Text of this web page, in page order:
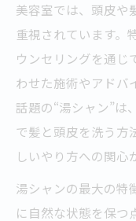
美容室では、頭皮や
重視されています。
ウンセリングを通じ
わせた施術やアドバ
話題の“湯シャン”は
で髪と頭皮を洗う方
しいやり方への関心
湯シャンの最大の特
に自然な状態を保つ